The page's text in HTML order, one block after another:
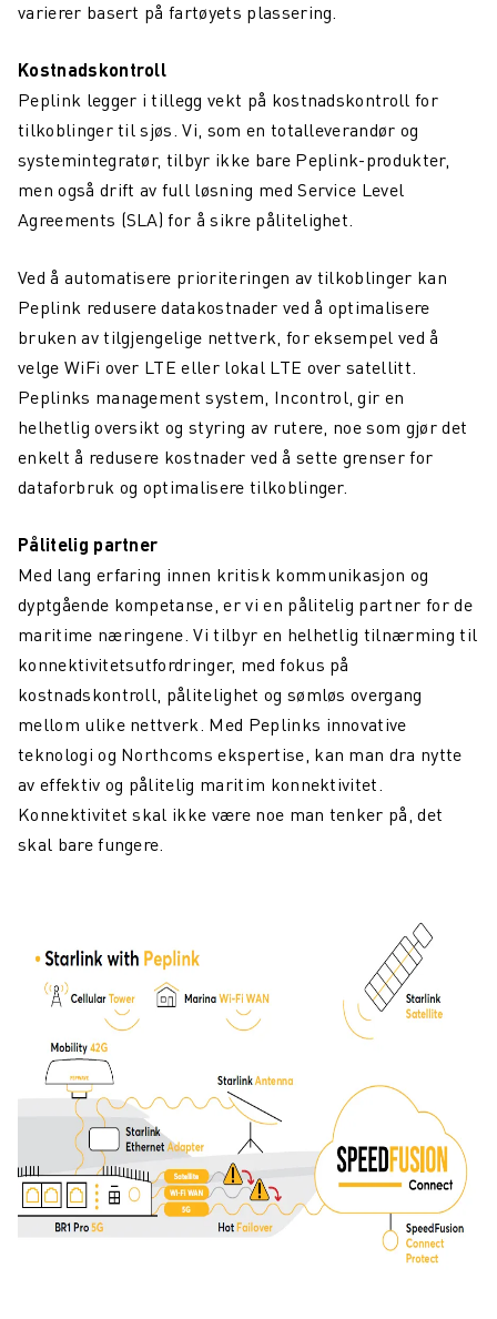
varierer basert på fartøyets plassering.
Kostnadskontroll
Peplink legger i tillegg vekt på kostnadskontroll for
tilkoblinger til sjøs. Vi, som en totalleverandør og
systemintegratør, tilbyr ikke bare Peplink-produkter,
men også drift av full løsning med Service Level
Agreements (SLA) for å sikre pålitelighet.
Ved å automatisere prioriteringen av tilkoblinger kan
Peplink redusere datakostnader ved å optimalisere
bruken av tilgjengelige nettverk, for eksempel ved å
velge WiFi over LTE eller lokal LTE over satellitt.
Peplinks management system, Incontrol, gir en
helhetlig oversikt og styring av rutere, noe som gjør det
enkelt å redusere kostnader ved å sette grenser for
dataforbruk og optimalisere tilkoblinger.
Pålitelig partner
Med lang erfaring innen kritisk kommunikasjon og
dyptgående kompetanse, er vi en pålitelig partner for de
maritime næringene. Vi tilbyr en helhetlig tilnærming til
konnektivitetsutfordringer, med fokus på
kostnadskontroll, pålitelighet og sømløs overgang
mellom ulike nettverk. Med Peplinks innovative
teknologi og Northcoms ekspertise, kan man dra nytte
av effektiv og pålitelig maritim konnektivitet.
Konnektivitet skal ikke være noe man tenker på, det
skal bare fungere.